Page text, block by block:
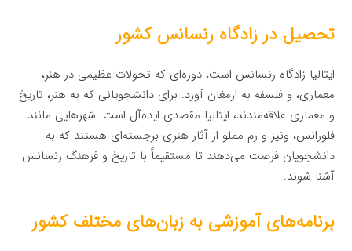
تحصیل در زادگاه رنسانس کشور
ایتالیا زادگاه رنسانس است، دوره‌ای که تحولات عظیمی در هنر،
معماری، و فلسفه به ارمغان آورد. برای دانشجویانی که به هنر، تاریخ
و معماری علاقه‌مندند، ایتالیا مقصدی ایده‌آل است. شهرهایی مانند
فلورانس، ونیز و رم مملو از آثار هنری برجسته‌ای هستند که به
دانشجویان فرصت می‌دهند تا مستقیماً با تاریخ و فرهنگ رنسانس
آشنا شوند.
برنامه‌های آموزشی به زبان‌های مختلف کشور